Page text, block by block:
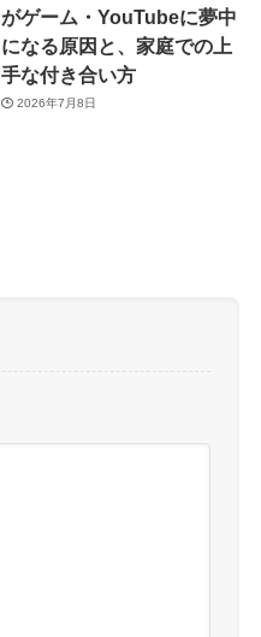
がゲーム・YouTubeに夢中
になる原因と、家庭での上
手な付き合い方
2026年7月8日